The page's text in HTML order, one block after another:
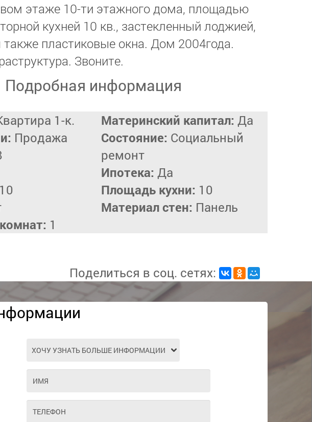
этаже 10-ти этажного дома, площадью
кухней 10 кв., застекленный лоджией,
пластиковые окна. Дом 2004года.
Звоните.
Подробная информация
1-к.
Продажа
10
1
Материнский капитал: Да
Состояние: Социальный
ремонт
Ипотека: Да
Площадь кухни: 10
Материал стен: Панель
Поделиться в соц. сетях: